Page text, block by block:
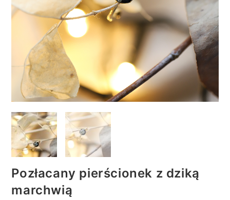
Pozłacany pierścionek z dziką
marchwią